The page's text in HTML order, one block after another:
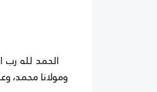
الحمد لله رب
ومولانا محمد،